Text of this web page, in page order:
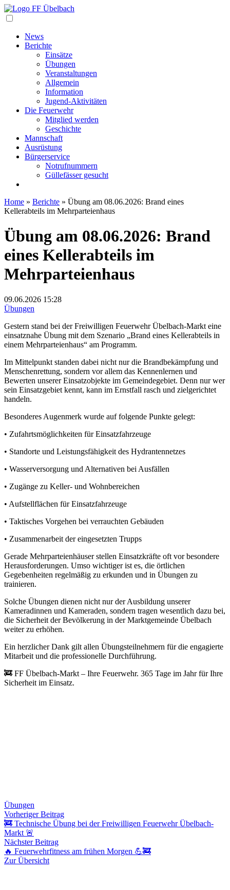
News
Berichte
Einsätze
Übungen
Veranstaltungen
Allgemein
Information
Jugend-Aktivitäten
Die Feuerwehr
Mitglied werden
Geschichte
Mannschaft
Ausrüstung
Bürgerservice
Notrufnummern
Güllefässer gesucht
Home » Berichte » Übung am 08.06.2026: Brand eines
Kellerabteils im Mehrparteienhaus
Übung am 08.06.2026: Brand
eines Kellerabteils im
Mehrparteienhaus
09.06.2026 15:28
Übungen
Gestern stand bei der Freiwilligen Feuerwehr Übelbach-Markt eine
einsatznahe Übung mit dem Szenario „Brand eines Kellerabteils in
einem Mehrparteienhaus“ am Programm.
Im Mittelpunkt standen dabei nicht nur die Brandbekämpfung und
Menschenrettung, sondern vor allem das Kennenlernen und
Bewerten unserer Einsatzobjekte im Gemeindegebiet. Denn nur wer
sein Einsatzgebiet kennt, kann im Ernstfall rasch und zielgerichtet
handeln.
Besonderes Augenmerk wurde auf folgende Punkte gelegt:
• Zufahrtsmöglichkeiten für Einsatzfahrzeuge
• Standorte und Leistungsfähigkeit des Hydrantennetzes
• Wasserversorgung und Alternativen bei Ausfällen
• Zugänge zu Keller- und Wohnbereichen
• Aufstellflächen für Einsatzfahrzeuge
• Taktisches Vorgehen bei verrauchten Gebäuden
• Zusammenarbeit der eingesetzten Trupps
Gerade Mehrparteienhäuser stellen Einsatzkräfte oft vor besondere
Herausforderungen. Umso wichtiger ist es, die örtlichen
Gegebenheiten regelmäßig zu erkunden und in Übungen zu
trainieren.
Solche Übungen dienen nicht nur der Ausbildung unserer
Kameradinnen und Kameraden, sondern tragen wesentlich dazu bei,
die Sicherheit der Bevölkerung in der Marktgemeinde Übelbach
weiter zu erhöhen.
Ein herzlicher Dank gilt allen Übungsteilnehmern für die engagierte
Mitarbeit und die professionelle Durchführung.
🚒 FF Übelbach-Markt – Ihre Feuerwehr. 365 Tage im Jahr für Ihre
Sicherheit im Einsatz.
Übungen
Beitragsnavigation
Vorheriger BeitragVorheriger
Beitrag:
🚒 Technische Übung bei der Freiwilligen Feuerwehr Übelbach-
Markt 🚨
Nächster BeitragNächster
Beitrag:
🔥 Feuerwehrfitness am frühen Morgen 💪🚒
Zur Übersicht